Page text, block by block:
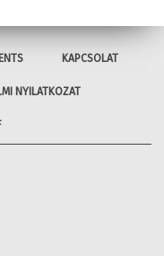
KAPCSOLAT
NYILATKOZAT